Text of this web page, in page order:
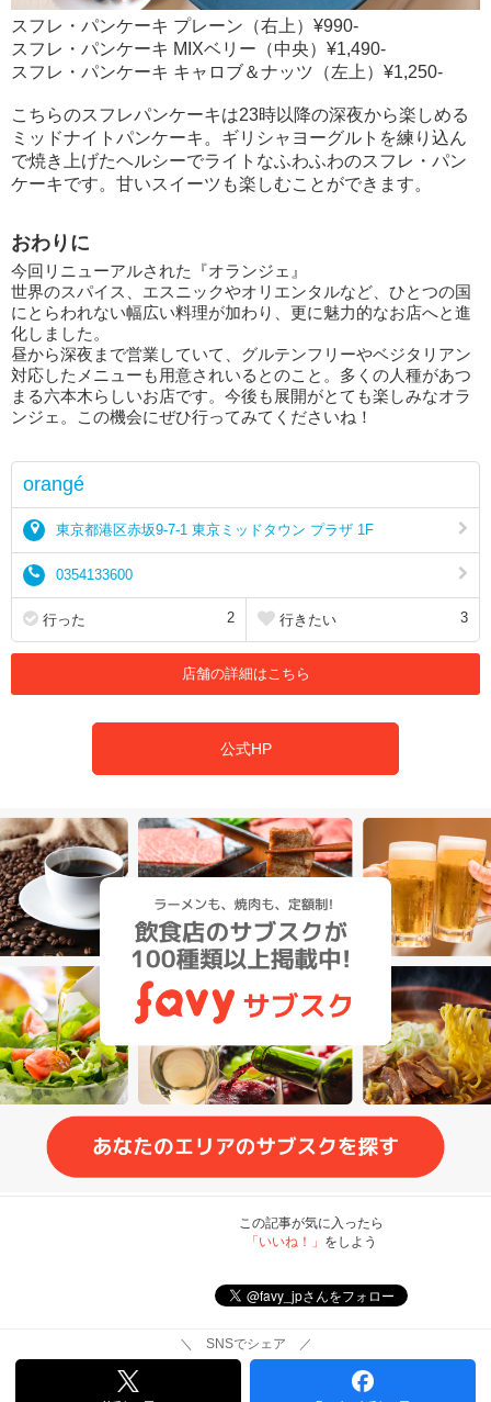
スフレ・パンケーキ プレーン（右上）¥990-
スフレ・パンケーキ MIXベリー（中央）¥1,490-
スフレ・パンケーキ キャロブ＆ナッツ（左上）¥1,250-
こちらのスフレパンケーキは23時以降の深夜から楽しめる
ミッドナイトパンケーキ。ギリシャヨーグルトを練り込ん
で焼き上げたヘルシーでライトなふわふわのスフレ・パン
ケーキです。甘いスイーツも楽しむことができます。
おわりに
今回リニューアルされた『オランジェ』
世界のスパイス、エスニックやオリエンタルなど、ひとつの国
にとらわれない幅広い料理が加わり、更に魅力的なお店へと進
化しました。
昼から深夜まで営業していて、グルテンフリーやベジタリアン
対応したメニューも用意されいるとのこと。多くの人種があつ
まる六本木らしいお店です。今後も展開がとても楽しみなオラ
ンジェ。この機会にぜひ行ってみてくださいね！
orangé
東京都港区赤坂9-7-1 東京ミッドタウン プラザ 1F
0354133600
行った 2 行きたい 3
店舗の詳細はこちら
公式HP
この記事が気に入ったら
「いいね！」 をしよう
＼ SNSでシェア ／